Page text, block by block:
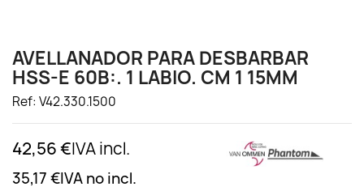
AVELLANADOR PARA DESBARBAR
HSS-E 60B:. 1 LABIO. CM 1 15MM
Ref: V42.330.1500
42,56 €IVA incl.
35,17 €IVA no incl.